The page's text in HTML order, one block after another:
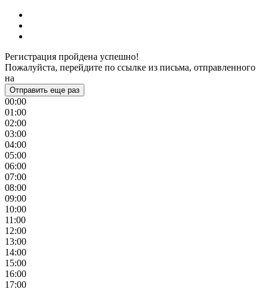
Регистрация пройдена успешно!
Пожалуйста, перейдите по ссылке из письма, отправленного
на
Отправить еще раз
00:00
01:00
02:00
03:00
04:00
05:00
06:00
07:00
08:00
09:00
10:00
11:00
12:00
13:00
14:00
15:00
16:00
17:00